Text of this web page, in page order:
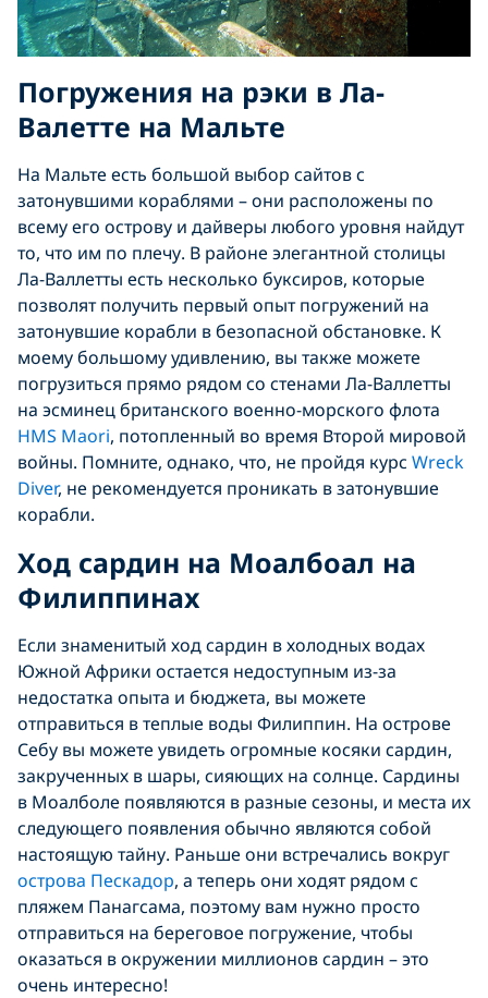
Погружения на рэки в Ла-
Валетте на Мальте
На Мальте есть большой выбор сайтов с
затонувшими кораблями – они расположены по
всему его острову и дайверы любого уровня найдут
то, что им по плечу. В районе элегантной столицы
Ла-Валлетты есть несколько буксиров, которые
позволят получить первый опыт погружений на
затонувшие корабли в безопасной обстановке. К
моему большому удивлению, вы также можете
погрузиться прямо рядом со стенами Ла-Валлетты
на эсминец британского военно-морского флота
HMS Maori, потопленный во время Второй мировой
войны. Помните, однако, что, не пройдя курс Wreck
Diver, не рекомендуется проникать в затонувшие
корабли.
Ход сардин на Моалбоал на
Филиппинах
Если знаменитый ход сардин в холодных водах
Южной Африки остается недоступным из-за
недостатка опыта и бюджета, вы можете
отправиться в теплые воды Филиппин. На острове
Себу вы можете увидеть огромные косяки сардин,
закрученных в шары, сияющих на солнце. Сардины
в Моалболе появляются в разные сезоны, и места их
следующего появления обычно являются собой
настоящую тайну. Раньше они встречались вокруг
острова Пескадор, а теперь они ходят рядом с
пляжем Панагсама, поэтому вам нужно просто
отправиться на береговое погружение, чтобы
оказаться в окружении миллионов сардин – это
очень интересно!